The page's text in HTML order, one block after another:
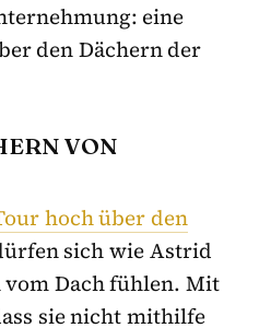
eine
den Dächern der
VON
hoch über den
sich wie Astrid
Dach fühlen. Mit
sie nicht mithilfe